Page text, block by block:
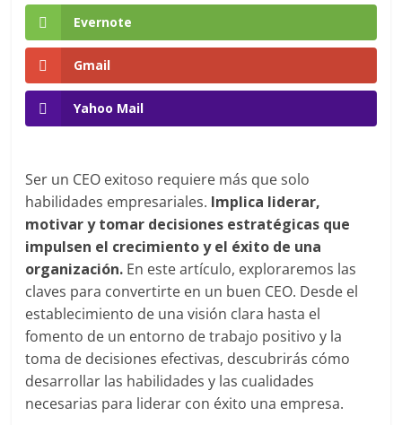
Publicidad
y
Marketing
|
Noticias
de
Actualidad
y
Evernote
Gmail
Yahoo Mail
Ser un CEO exitoso requiere más que solo
habilidades empresariales. Implica liderar,
motivar y tomar decisiones estratégicas que
impulsen el crecimiento y el éxito de una
organización. En este artículo, exploraremos las
claves para convertirte en un buen CEO. Desde el
establecimiento de una visión clara hasta el
fomento de un entorno de trabajo positivo y la
toma de decisiones efectivas, descubrirás cómo
desarrollar las habilidades y las cualidades
necesarias para liderar con éxito una empresa.